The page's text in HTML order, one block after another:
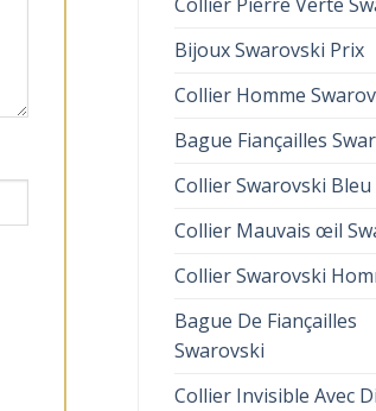
Bijoux Swarovski Prix
Collier Homme
Bague Fiançailles
Collier Swarovski Bleu
Collier Mauvais œil
Collier Swarovski
Bague De Fiançailles
Swarovski
Collier Invisible Avec